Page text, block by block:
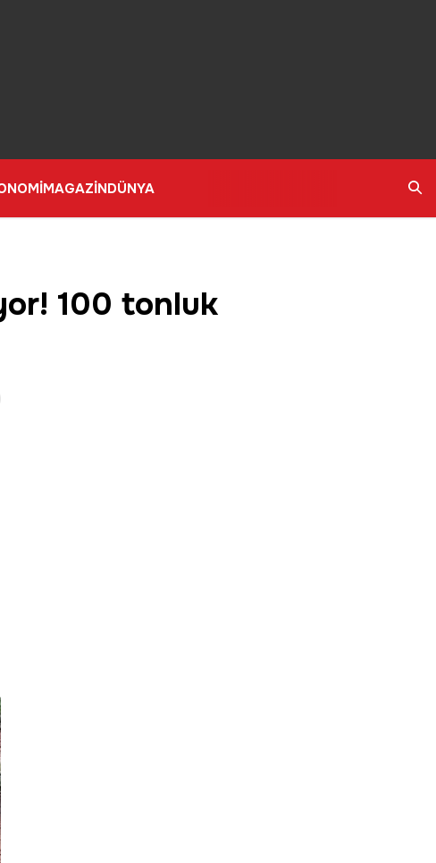
MAGAZİNDÜNYA
100 tonluk